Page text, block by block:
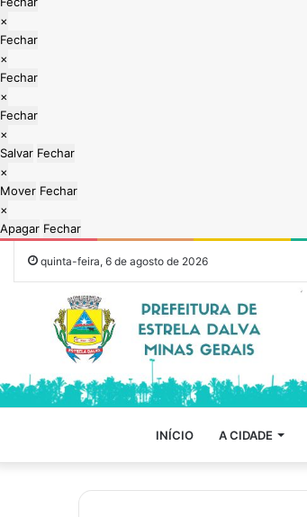
×
Fechar
×
Fechar
×
Fechar
×
Salvar Fechar
×
Mover Fechar
×
Apagar Fechar
quinta-feira, 6 de agosto de 2026
INÍCIO A CIDADE